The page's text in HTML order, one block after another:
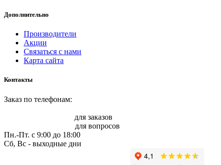
Дополнительно
Производители
Акции
Связаться с нами
Карта сайта
Контакты
Заказ по телефонам:
для заказов
для вопросов
Пн.-Пт. c 9:00 до 18:00
Сб, Вс - выходные дни